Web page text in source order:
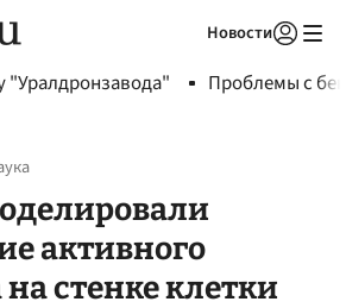
Новости
"Уралдронзавода" Проблемы с
активного
стенке клетки